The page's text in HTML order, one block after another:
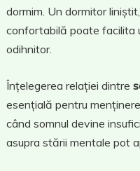
dormim. Un dormitor
confortabilă poate facilita
odihnitor.
Înțelegerea relației dintre
esențială pentru
când somnul devine
asupra stării mentale pot